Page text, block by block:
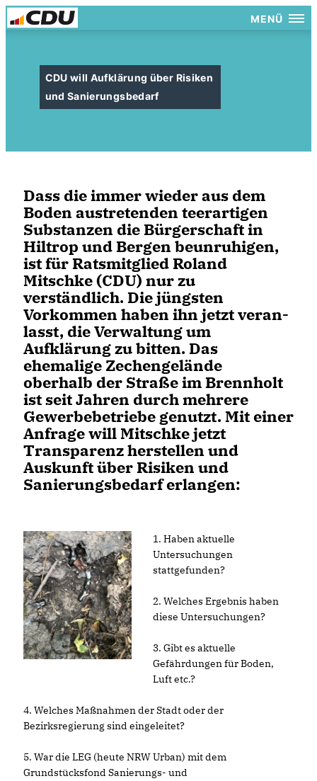
MENÜ
CDU will Aufklärung über Risiken
und Sanierungsbedarf
Dass die immer wieder aus dem
Boden austretenden teerartigen
Substanzen die Bürgerschaft in
Hiltrop und Bergen beunruhigen,
ist für Ratsmitglied Roland
Mitschke (CDU) nur zu
verständlich. Die jüngsten
Vorkommen haben ihn jetzt veran-
lasst, die Verwaltung um
Aufklärung zu bitten. Das
ehemalige Zechengelände
oberhalb der Straße im Brennholt
ist seit Jahren durch mehrere
Gewerbebetriebe genutzt. Mit einer
Anfrage will Mitschke jetzt
Transparenz herstellen und
Auskunft über Risiken und
Sanierungsbedarf erlangen:
1. Haben aktuelle
Untersuchungen
stattgefunden?
2. Welches Ergebnis haben
diese Untersuchungen?
3. Gibt es aktuelle
Gefährdungen für Boden,
Luft etc.?
4. Welches Maßnahmen der Stadt oder der
Bezirksregierung sind eingeleitet?
5. War die LEG (heute NRW Urban) mit dem
Grundstücksfond Sanierungs- und